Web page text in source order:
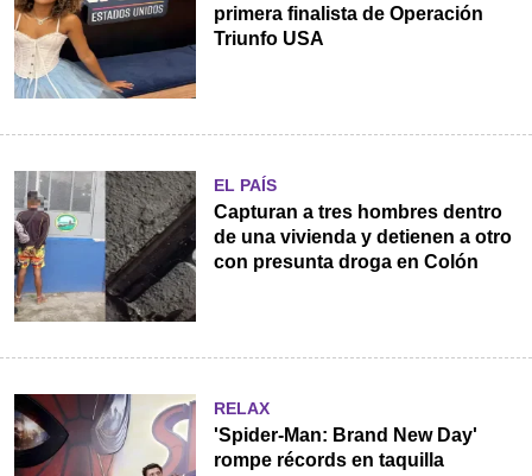
primera finalista de Operación
Triunfo USA
EL PAÍS
Capturan a tres hombres dentro
de una vivienda y detienen a otro
con presunta droga en Colón
RELAX
'Spider-Man: Brand New Day'
rompe récords en taquilla